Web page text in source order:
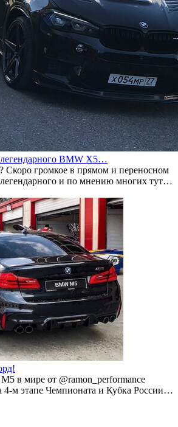
BMW X5…
Скоро громкое в прямом и переносном
и по мнению многих тут…
в мире от @ramon_performance
4-м этапе Чемпионата и Кубка России…